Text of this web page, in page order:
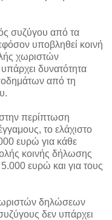
συζύγου από τα
υποβληθεί κοινή
χωριστών
δυνατότητα
από τη
περίπτωση
το ελάχιστο
ευρώ για κάθε
κοινής δήλωσης
5.000 ευρώ και για τους
δηλώσεων
δεν υπάρχει